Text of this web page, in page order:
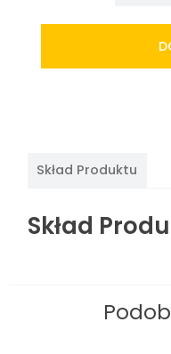
zielona
50g
Skład Produktu
Skład